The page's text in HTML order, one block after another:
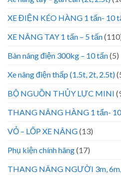
XE ĐIỆN KÉO HÀNG 1 tấn- 10
XE NÂNG TAY 1 tấn – 5 tấn
Bàn nâng điện 300kg – 10 tấn(5)
Xe nâng điện thấp (1.5t, 2t, 2.5t)
BỘ NGUỒN THỦY LỰC MINI
THANG NÂNG HÀNG 1 tấn-
VỎ – LỐP XE NÂNG(13)
Phụ kiện chính hãng(17)
THANG NÂNG NGƯỜI 3m, 6m,